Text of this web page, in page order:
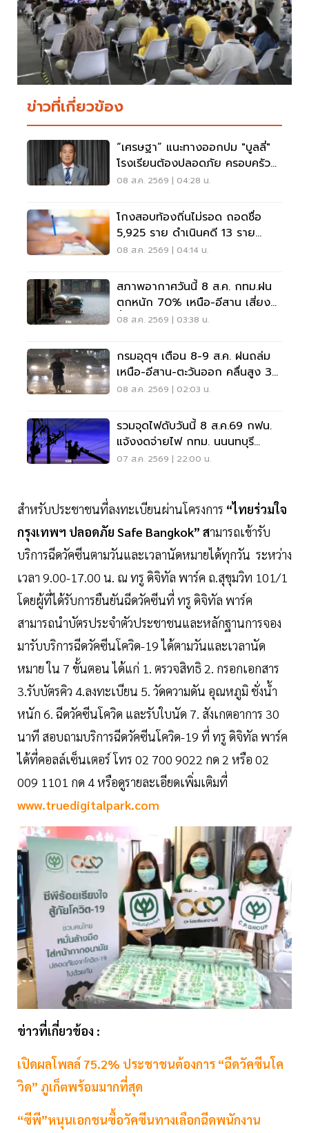
ข่าวที่เกี่ยวข้อง
“เศรษฐา” แนะทางออกปม "บูลลี่"
โรงเรียนต้องปลอดภัย ครอบครัว
ต้องรับฟัง
08 ส.ค. 2569 | 04:28 น.
โกงสอบท้องถิ่นไม่รอด ถอดชื่อ
5,925 ราย ดำเนินคดี 13 ราย
ปปง.ไล่เส้นการเงิน
08 ส.ค. 2569 | 04:14 น.
สภาพอากาศวันนี้ 8 ส.ค. กทม.ฝน
ตกหนัก 70% เหนือ-อีสาน เสี่ยง
น้ำท่วมฉับพลัน
08 ส.ค. 2569 | 03:38 น.
กรมอุตุฯ เตือน 8-9 ส.ค. ฝนถล่ม
เหนือ-อีสาน-ตะวันออก คลื่นสูง 3
เมตร
08 ส.ค. 2569 | 02:03 น.
รวมจุดไฟดับวันนี้ 8 ส.ค.69 กฟน.
แจ้งงดจ่ายไฟ กทม. นนนทบุรี
สมุทรปราการ
07 ส.ค. 2569 | 22:00 น.
สำหรับประชาชนที่ลงทะเบียนผ่านโครงการ “ไทยร่วมใจ
กรุงเทพฯ ปลอดภัย Safe Bangkok” สามารถเข้ารับ
บริการฉีดวัคซีนตามวันและเวลานัดหมายได้ทุกวัน ระหว่าง
เวลา 9.00-17.00 น. ณ ทรู ดิจิทัล พาร์ค ถ.สุขุมวิท 101/1
โดยผู้ที่ได้รับการยืนยันฉีดวัคซีนที่ ทรู ดิจิทัล พาร์ค
สามารถนำบัตรประจำตัวประชาชนและหลักฐานการจอง
มารับบริการฉีดวัคซีนโควิด-19 ได้ตามวันและเวลานัด
หมาย ใน 7 ขั้นตอน ได้แก่ 1. ตรวจสิทธิ 2. กรอกเอกสาร
3.รับบัตรคิว 4.ลงทะเบียน 5. วัดความดัน อุณหภูมิ ชั่งน้ำ
หนัก 6. ฉีดวัคซีนโควิด และรับใบนัด 7. สังเกตอาการ 30
นาที สอบถามบริการฉีดวัคซีนโควิด-19 ที่ ทรู ดิจิทัล พาร์ค
ได้ที่คอลล์เซ็นเตอร์ โทร 02 700 9022 กด 2 หรือ 02
009 1101 กด 4 หรือดูรายละเอียดเพิ่มเติมที่
www.truedigitalpark.com
ข่าวที่เกี่ยวข้อง :
เปิดผลโพลล์ 75.2% ประชาชนต้องการ “ฉีดวัคซีนโค
วิด” ภูเก็ตพร้อมมากที่สุด
“ซีพี”หนุนเอกชนซื้อวัคซีนทางเลือกฉีดพนักงาน